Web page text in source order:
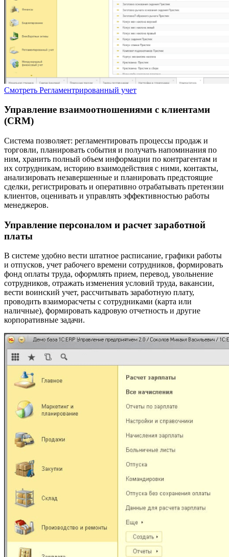
Смотреть Регламентрированный учет
Управление взаимоотношениями с клиентами
(CRM)
Система позволяет: регламентировать процессы продаж и
торговли, планировать события и получать напоминания по
ним, хранить полный объем информации по контрагентам и
их сотрудникам, историю взаимодействия с ними, контакты,
анализировать незавершенные и планировать предстоящие
сделки, регистрировать и оперативно отрабатывать претензии
клиентов, оценивать и управлять эффективностью работы
менеджеров.
Управление персоналом и расчет заработной
платы
В системе удобно вести штатное расписание, графики работы
и отпусков, учет рабочего времени сотрудников, формировать
фонд оплаты труда, оформлять прием, перевод, увольнение
сотрудников, отражать изменения условий труда, вакансии,
вести воинский учет, рассчитывать заработную плату,
проводить взаиморасчеты с сотрудниками (карта или
наличные), формировать кадровую отчетность и другие
корпоративные задачи.